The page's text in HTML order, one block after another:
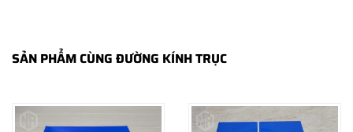
•Vòng bi SKF chính hãng, Những lưu ý cơ bản trước khi mua hàng
SẢN PHẨM CÙNG ĐƯỜNG KÍNH TRỤC